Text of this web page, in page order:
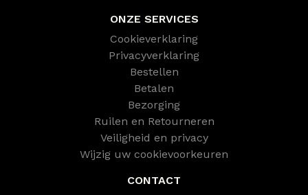
ONZE SERVICES
Cookieverklaring
Privacyverklaring
Bestellen
Betalen
Bezorging
Ruilen en Retourneren
Veiligheid en privacy
Wijzig uw cookievoorkeuren
CONTACT